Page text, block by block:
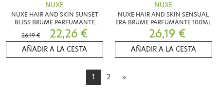
NUXE
NUXE HAIR AND SKIN SUNSET
BLISS BRUME PARFUMANTE
100ML
26,19 € 22,26 €
AÑADIR A LA CESTA
NUXE
NUXE HAIR AND SKIN SENSUAL
ERA BRUME PARFUMANTE 100ML
26,19 €
AÑADIR A LA CESTA
1 2 »